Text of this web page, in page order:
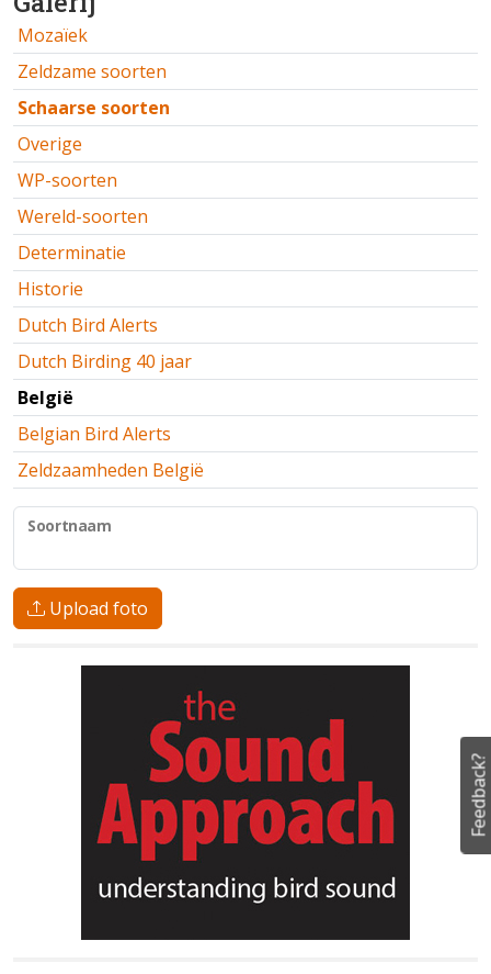
Mozaïek
Zeldzame soorten
Schaarse soorten
Overige
WP-soorten
Wereld-soorten
Determinatie
Historie
Dutch Bird Alerts
Dutch Birding 40 jaar
België
Belgian Bird Alerts
Zeldzaamheden België
Soortnaam
Upload foto
Feedback?